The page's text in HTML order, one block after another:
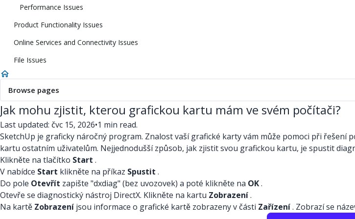
Performance Issues
Product Functionality Issues
Online Services and Connectivity Issues
File Issues
Browse pages
Jak mohu zjistit, kterou grafickou kartu mám ve svém počítači?
Last updated: čvc 15, 2026•1 min read.
SketchUp je graficky náročný program. Znalost vaší grafické karty vám může pomoci při
kartu ostatním uživatelům. Nejjednodušší způsob, jak zjistit svou grafickou kartu, je spustit
Klikněte na tlačítko Start .
V nabídce Start klikněte na příkaz Spustit .
Do pole Otevřít zapište "dxdiag" (bez uvozovek) a poté klikněte na OK.
Otevře se diagnostický nástroj DirectX. Klikněte na kartu Zobrazení.
Na kartě Zobrazení jsou informace o grafické kartě zobrazeny v části Zařízení. Zobrazí se